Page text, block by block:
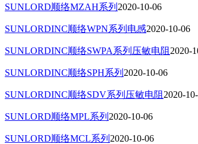
SUNLORD顺络MZAH系列 2020-10-06
SUNLORDINC顺络WPN系列电感2020-10-06
SUNLORDINC顺络SWPA系列压敏电阻 2020-
SUNLORDINC顺络SPH系列 2020-10-06
SUNLORDINC顺络SDV系列压敏电阻 2020-
SUNLORD顺络MPL系列 2020-10-06
SUNLORD顺络MCL系列 2020-10-06